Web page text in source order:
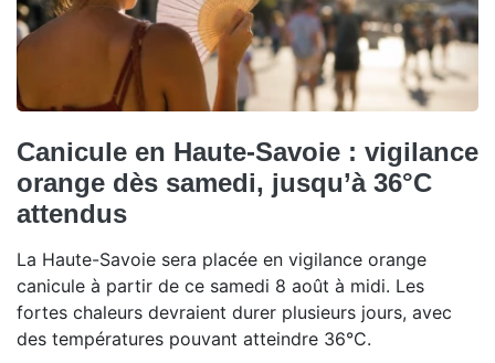
Canicule en Haute-Savoie : vigilance
orange dès samedi, jusqu’à 36°C
attendus
La Haute-Savoie sera placée en vigilance orange
canicule à partir de ce samedi 8 août à midi. Les
fortes chaleurs devraient durer plusieurs jours, avec
des températures pouvant atteindre 36°C.